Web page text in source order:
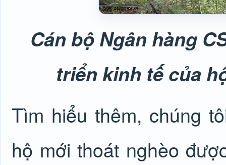
Cán bộ Ngân hàng
triển kinh tế của
Tìm hiểu thêm, chúng
hộ mới thoát nghèo